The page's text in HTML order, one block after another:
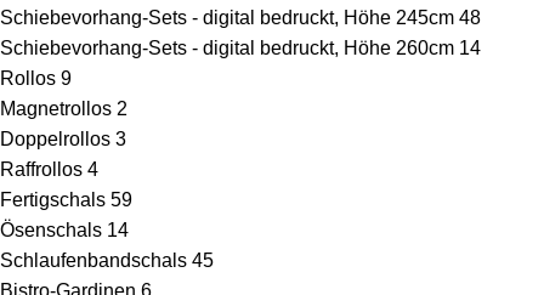
Schiebevorhang-Sets - digital bedruckt, Höhe 245cm 48
Schiebevorhang-Sets - digital bedruckt, Höhe 260cm 14
Rollos 9
Magnetrollos 2
Doppelrollos 3
Raffrollos 4
Fertigschals 59
Ösenschals 14
Schlaufenbandschals 45